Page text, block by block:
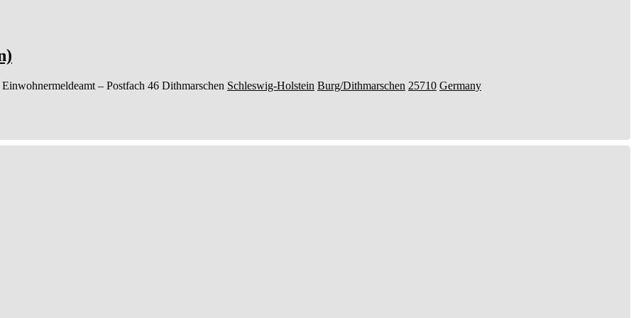
Einwohnermeldeamt – Postfach 46 Dithmarschen Schleswig-Holstein Burg/Dithmarschen 25710 Germany